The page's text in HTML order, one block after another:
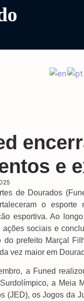
e
de Dourados
o
esportiva. Ao
ações sociais e
do prefeito Marçal
vez maior em
a Funed
a Meia
(JED), os Jogos da